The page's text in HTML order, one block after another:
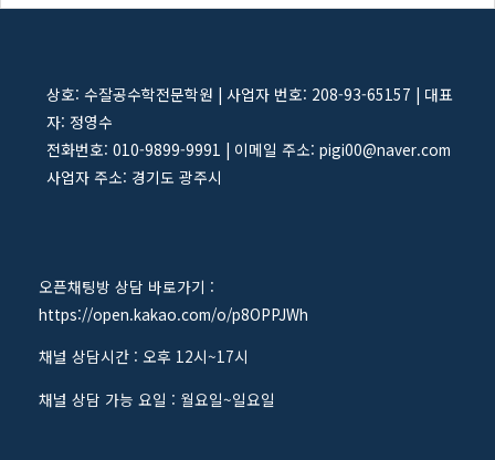
상호: 수잘공수학전문학원 | 사업자 번호: 208-93-65157 | 대표
자: 정영수
전화번호: 010-9899-9991 | 이메일 주소: pigi00@naver.com
사업자 주소: 경기도 광주시
오픈채팅방 상담 바로가기 :
https://open.kakao.com/o/p8OPPJWh
채널 상담시간 : 오후 12시~17시
채널 상담 가능 요일 : 월요일~일요일